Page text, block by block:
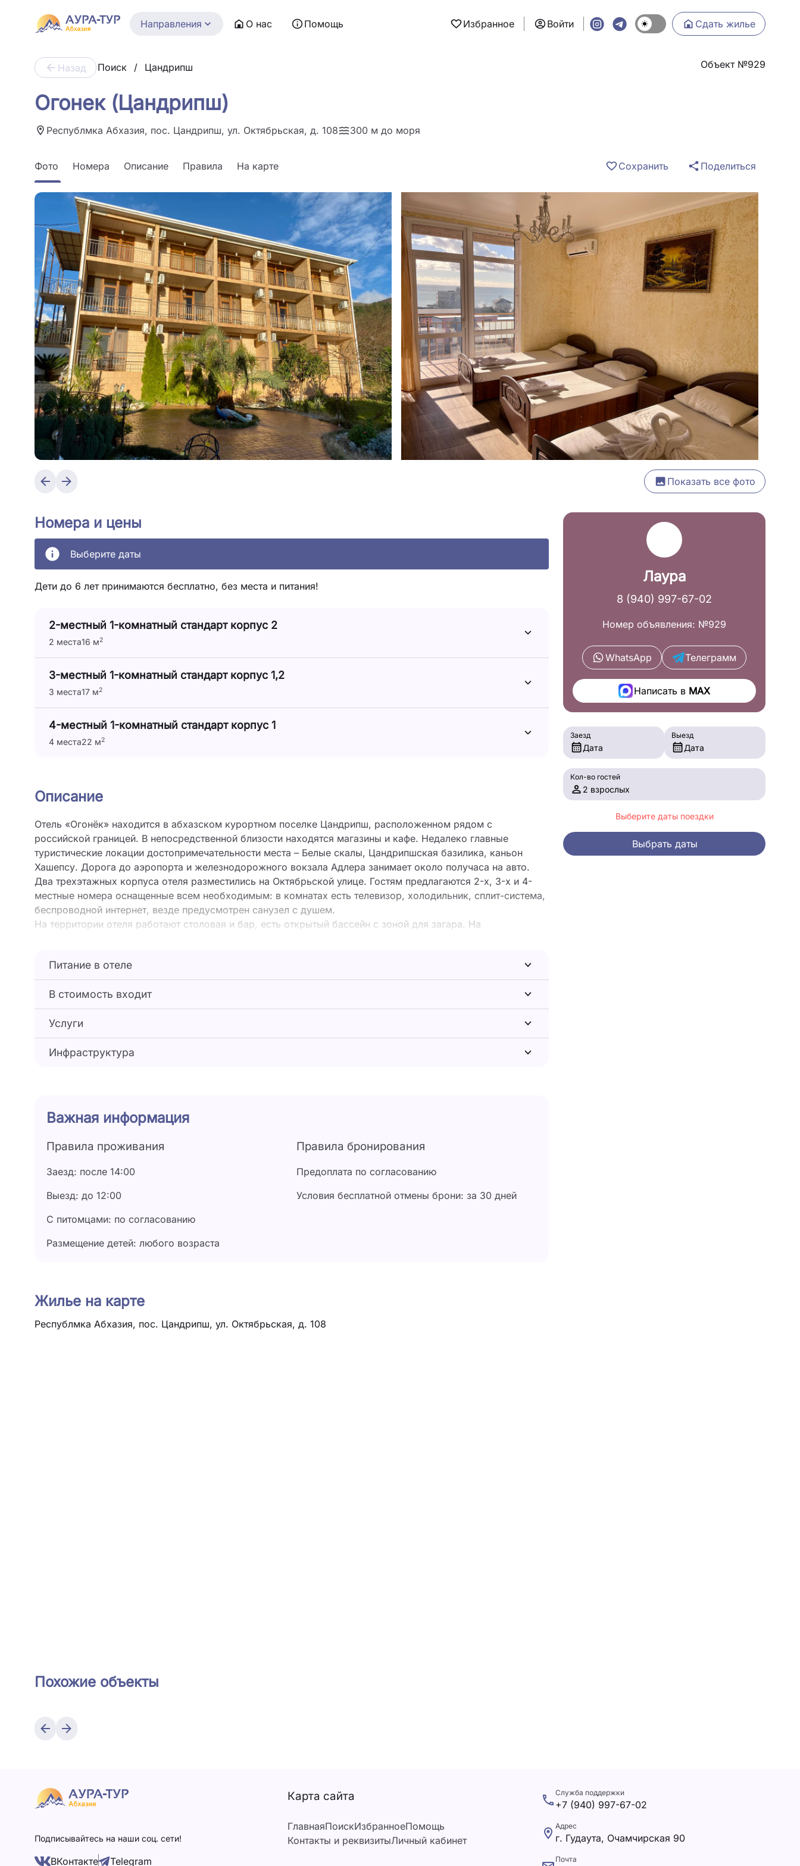
Направления О нас Помощь Избранное Войти Сдать жилье
Назад Поиск / Цандрипш Объект №929
Огонек (Цандрипш)
Республмка Абхазия, пос. Цандрипш, ул. Октябрьская, д. 108 300 м до моря
Фото Номера Описание Правила На карте Сохранить Поделиться
Показать все фото
Номера и цены
Выберите даты
Дети до 6 лет принимаются бесплатно, без места и питания!
2-местный 1-комнатный стандарт корпус 2
2 места16 м2
3-местный 1-комнатный стандарт корпус 1,2
3 места17 м2
4-местный 1-комнатный стандарт корпус 1
4 места22 м2
Описание
Отель «Огонёк» находится в абхазском курортном поселке Цандрипш, расположенном рядом с
российской границей. В непосредственной близости находятся магазины и кафе. Недалеко главные
туристические локации достопримечательности места – Белые скалы, Цандрипшская базилика, каньон
Хашепсу. Дорога до аэропорта и железнодорожного вокзала Адлера занимает около получаса на авто.
Два трехэтажных корпуса отеля разместились на Октябрьской улице. Гостям предлагаются 2-х, 3-х и 4-
местные номера оснащенные всем необходимым: в комнатах есть телевизор, холодильник, сплит-система,
беспроводной интернет, везде предусмотрен санузел с душем.
На территории отеля работают столовая и бар, есть открытый бассейн с зоной для загара. На
Питание в отеле
В стоимость входит
Услуги
Инфраструктура
Важная информация
Правила проживания
Заезд: после 14:00
Выезд: до 12:00
С питомцами: по согласованию
Размещение детей: любого возраста
Правила бронирования
Предоплата по согласованию
Условия бесплатной отмены брони: за 30 дней
Жилье на карте
Республмка Абхазия, пос. Цандрипш, ул. Октябрьская, д. 108
Лаура
8 (940) 997-67-02
Номер объявления: №929
WhatsApp Телеграмм
Написать вMAX
Заезд
Дата
Выезд
Дата
Кол-во гостей
2 взрослых
Выберите даты поездки
Выбрать даты
Похожие объекты
Подписывайтесь на наши соц. сети!
ВКонтакте Telegram
Карта сайта
ГлавнаяПоискИзбранноеПомощь
Контакты и реквизитыЛичный кабинет
Служба поддержки
+7 (940) 997-67-02
Адрес
г. Гудаута, Очамчирская 90
Почта